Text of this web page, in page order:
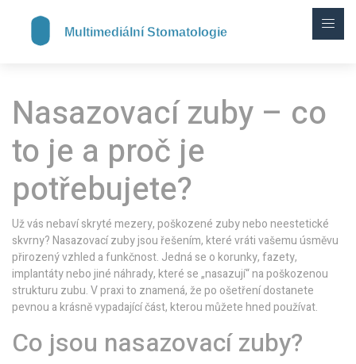
Nasazovací zuby – co
to je a proč je
potřebujete?
Už vás nebaví skryté mezery, poškozené zuby nebo neestetické
skvrny? Nasazovací zuby jsou řešením, které vráti vašemu úsměvu
přirozený vzhled a funkčnost. Jedná se o korunky, fazety,
implantáty nebo jiné náhrady, které se „nasazují“ na poškozenou
strukturu zubu. V praxi to znamená, že po ošetření dostanete
pevnou a krásně vypadající část, kterou můžete hned používat.
Co jsou nasazovací zuby?